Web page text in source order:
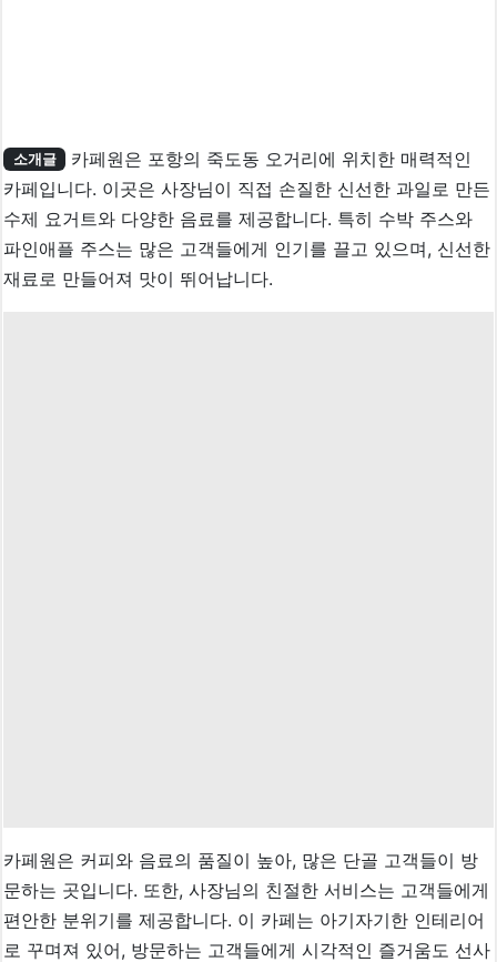
소개글
카페원은 포항의 죽도동 오거리에 위치한 매력적인
카페입니다. 이곳은 사장님이 직접 손질한 신선한 과일로 만든
수제 요거트와 다양한 음료를 제공합니다. 특히 수박 주스와
파인애플 주스는 많은 고객들에게 인기를 끌고 있으며, 신선한
재료로 만들어져 맛이 뛰어납니다.
카페원은 커피와 음료의 품질이 높아, 많은 단골 고객들이 방
문하는 곳입니다. 또한, 사장님의 친절한 서비스는 고객들에게
편안한 분위기를 제공합니다. 이 카페는 아기자기한 인테리어
로 꾸며져 있어, 방문하는 고객들에게 시각적인 즐거움도 선사